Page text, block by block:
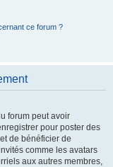
ce forum ?
forum peut avoir
pour poster des
de bénéficier de
comme les avatars
aux autres membres,